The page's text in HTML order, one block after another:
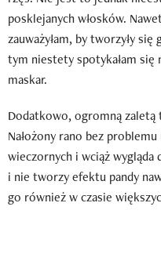
posklejanych włosków.
zauważyłam, by tworzyły
tym niestety spotykałam się
maskar.
Dodatkowo, ogromną
Nałożony rano bez
wieczornych i wciąż wygląda
i nie tworzy efektu pandy
go również w czasie